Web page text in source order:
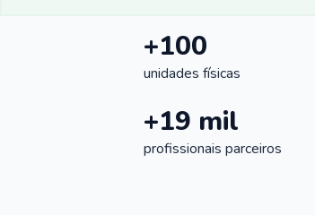
+100
unidades físicas
+19 mil
profissionais parceiros